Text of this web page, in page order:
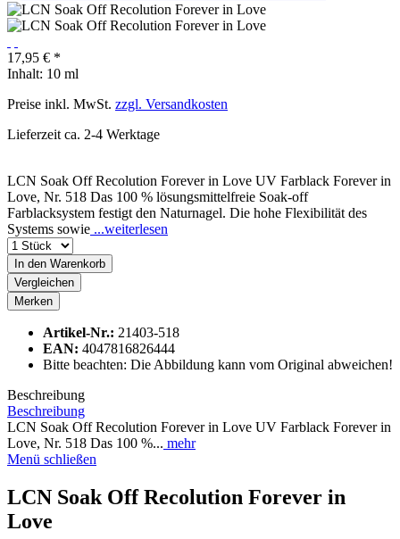
17,95 € *
Inhalt: 10 ml
Preise inkl. MwSt. zzgl. Versandkosten
Lieferzeit ca. 2-4 Werktage
LCN Soak Off Recolution Forever in Love UV Farblack Forever in
Love, Nr. 518 Das 100 % lösungsmittelfreie Soak-off
Farblacksystem festigt den Naturnagel. Die hohe Flexibilität des
Systems sowie ...weiterlesen
In den Warenkorb
Vergleichen
Merken
Artikel-Nr.: 21403-518
EAN: 4047816826444
Bitte beachten: Die Abbildung kann vom Original abweichen!
Beschreibung
Beschreibung
LCN Soak Off Recolution Forever in Love UV Farblack Forever in
Love, Nr. 518 Das 100 %... mehr
Menü schließen
LCN Soak Off Recolution Forever in
Love